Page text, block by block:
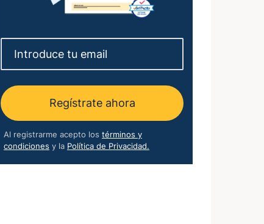
Regístrate ahora
Al registrarme acepto los términos y
condiciones y la Política de Privacidad.